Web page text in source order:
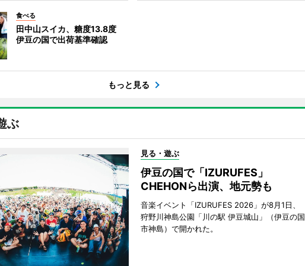
食べる
田中山スイカ、糖度13.8度
伊豆の国で出荷基準確認
もっと見る
ぶ
見る・遊ぶ
伊豆の国で「IZURUFES」
CHEHONら出演、地元勢も
音楽イベント「IZURUFES 2026」が8月1日、
狩野川神島公園「川の駅 伊豆城山」（伊豆の国
市神島）で開かれた。